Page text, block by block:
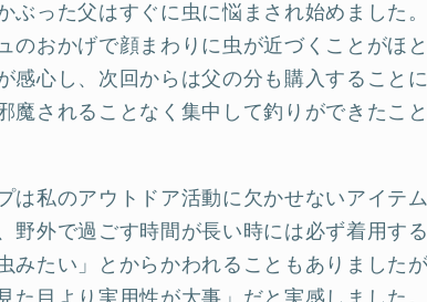
ぶった父はすぐに虫に悩まされ始めました
のおかげで顔まわりに虫が近づくことがほ
感心し、次回からは父の分も購入すること
魔されることなく集中して釣りができたこ
は私のアウトドア活動に欠かせないアイテ
野外で過ごす時間が長い時には必ず着用す
みたい」とからかわれることもありました